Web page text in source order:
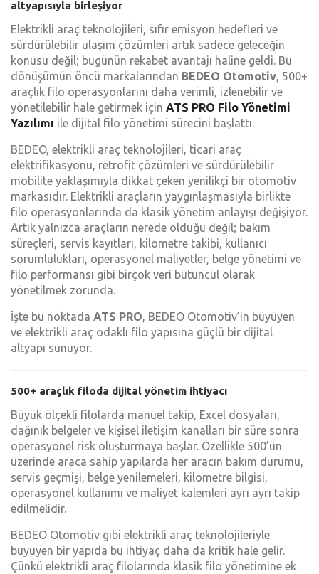
altyapısıyla birleşiyor
Elektrikli araç teknolojileri, sıfır emisyon hedefleri ve
sürdürülebilir ulaşım çözümleri artık sadece geleceğin
konusu değil; bugünün rekabet avantajı haline geldi. Bu
dönüşümün öncü markalarından BEDEO Otomotiv, 500+
araçlık filo operasyonlarını daha verimli, izlenebilir ve
yönetilebilir hale getirmek için ATS PRO Filo Yönetimi
Yazılımı ile dijital filo yönetimi sürecini başlattı.
BEDEO, elektrikli araç teknolojileri, ticari araç
elektrifikasyonu, retrofit çözümleri ve sürdürülebilir
mobilite yaklaşımıyla dikkat çeken yenilikçi bir otomotiv
markasıdır. Elektrikli araçların yaygınlaşmasıyla birlikte
filo operasyonlarında da klasik yönetim anlayışı değişiyor.
Artık yalnızca araçların nerede olduğu değil; bakım
süreçleri, servis kayıtları, kilometre takibi, kullanıcı
sorumlulukları, operasyonel maliyetler, belge yönetimi ve
filo performansı gibi birçok veri bütüncül olarak
yönetilmek zorunda.
İşte bu noktada ATS PRO, BEDEO Otomotiv’in büyüyen
ve elektrikli araç odaklı filo yapısına güçlü bir dijital
altyapı sunuyor.
500+ araçlık filoda dijital yönetim ihtiyacı
Büyük ölçekli filolarda manuel takip, Excel dosyaları,
dağınık belgeler ve kişisel iletişim kanalları bir süre sonra
operasyonel risk oluşturmaya başlar. Özellikle 500’ün
üzerinde araca sahip yapılarda her aracın bakım durumu,
servis geçmişi, belge yenilemeleri, kilometre bilgisi,
operasyonel kullanımı ve maliyet kalemleri ayrı ayrı takip
edilmelidir.
BEDEO Otomotiv gibi elektrikli araç teknolojileriyle
büyüyen bir yapıda bu ihtiyaç daha da kritik hale gelir.
Çünkü elektrikli araç filolarında klasik filo yönetimine ek